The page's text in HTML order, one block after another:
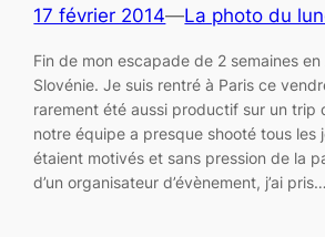
17 février 2014—La photo du
Fin de mon escapade de 2 semaines
Slovénie. Je suis rentré à Paris ce
rarement été aussi productif sur un trip
notre équipe a presque shooté tous les
étaient motivés et sans pression de la
d’un organisateur d’évènement, j’ai pris…